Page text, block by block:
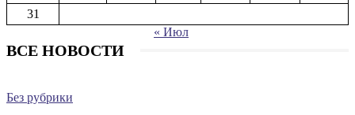
31
« Июл
ВСЕ НОВОСТИ
Без рубрики